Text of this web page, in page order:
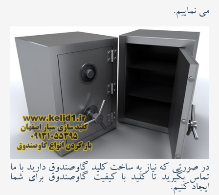
ارتباط با ما
می نماییم.
در صورتی که نیاز به ساخت کلید گاوصندوق دارید با ما
تماس بگیرید تا کلید با کیفیت گاوصندوق برای شما
ایجاد کنیم.